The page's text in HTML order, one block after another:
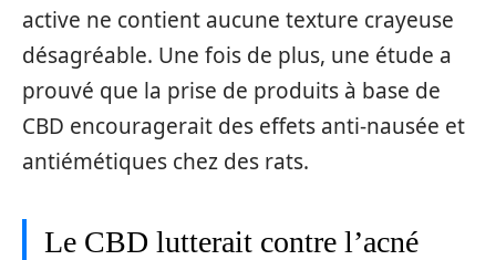
active ne contient aucune texture crayeuse
désagréable. Une fois de plus, une étude a
prouvé que la prise de produits à base de
CBD encouragerait des effets anti-nausée et
antiémétiques chez des rats.
Le CBD lutterait contre l’acné